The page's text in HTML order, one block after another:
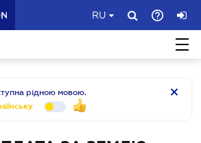
RU
рідною мовою.